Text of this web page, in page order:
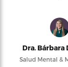
Dra. Bárbara
Salud Mental &